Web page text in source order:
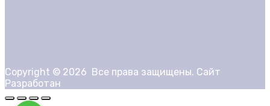
Copyright © 2026 Все права защищены. Сайт
Разработан